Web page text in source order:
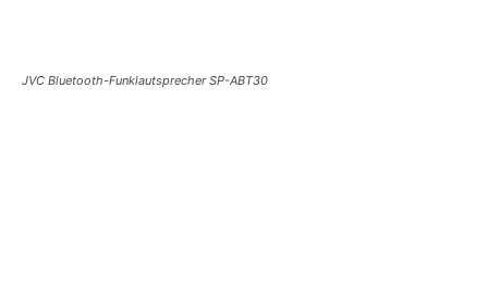
JVC Bluetooth-Funklautsprecher SP-ABT30